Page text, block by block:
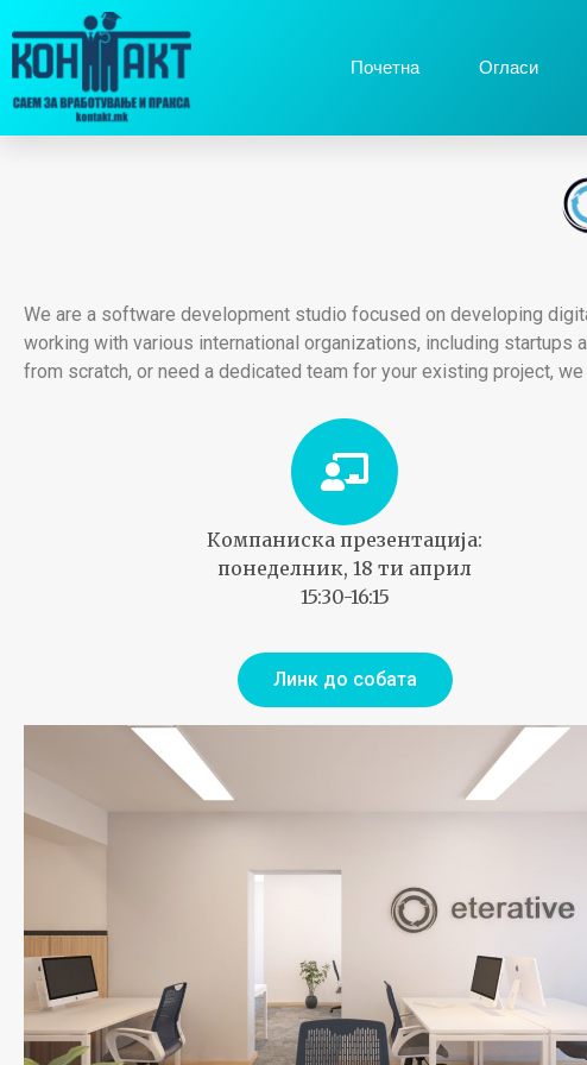
Почетна Огласи
We are a software development studio focused on developing
working with various international organizations, including
from scratch, or need a dedicated team for your existing project, we
Компаниска презентација:
понеделник, 18 ти април
15:30-16:15
Линк до собата